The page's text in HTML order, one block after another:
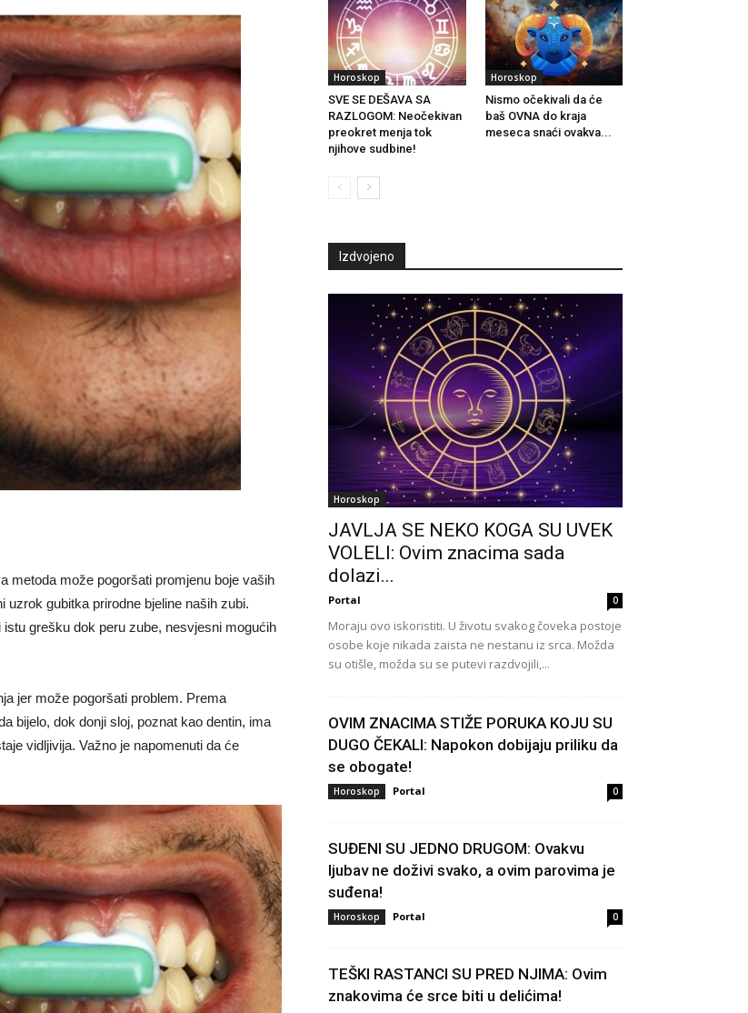
metoda može pogoršati promjenu boje vaših
uzrok gubitka prirodne bjeline naših zubi.
grešku dok peru zube, nesvjesni mogućih
jer može pogoršati problem. Prema
bijelo, dok donji sloj, poznat kao dentin, ima
vidljivija. Važno je napomenuti da će
Horoskop
SVE SE DEŠAVA SA
RAZLOGOM: Neočekivan
preokret menja tok
njihove sudbine!
Horoskop
Nismo očekivali da će
baš OVNA do kraja
meseca snaći ovakva...
Izdvojeno
Horoskop
JAVLJA SE NEKO KOGA SU UVEK
VOLELI: Ovim znacima sada
dolazi...
Portal 0
Moraju ovo iskoristiti. U životu svakog čoveka postoje
osobe koje nikada zaista ne nestanu iz srca. Možda
su otišle, možda su se putevi razdvojili,...
OVIM ZNACIMA STIŽE PORUKA KOJU SU
DUGO ČEKALI: Napokon dobijaju priliku da
se obogate!
Horoskop Portal 0
SUĐENI SU JEDNO DRUGOM: Ovakvu
ljubav ne doživi svako, a ovim parovima je
suđena!
Horoskop Portal 0
TEŠKI RASTANCI SU PRED NJIMA: Ovim
znakovima će srce biti u delićima!